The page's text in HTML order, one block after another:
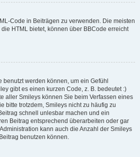
Code in Beiträgen zu verwenden. Die meisten
HTML bietet, können über BBCode erreicht
werden können, um ein Gefühl
gibt es einen kurzen Code, z. B. bedeutet :)
aller Smileys können Sie beim Verfassen eines
bitte trotzdem, Smileys nicht zu häufig zu
schnell unlesbar machen und ein
Beitrag entsprechend überarbeiten oder gar
kann auch die Anzahl der Smileys
benutzen können.